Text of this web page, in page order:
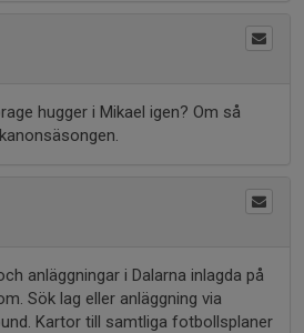
hugger i Mikael igen? Om så
anläggningar i Dalarna inlagda på
Sök lag eller anläggning via
Kartor till samtliga fotbollsplaner